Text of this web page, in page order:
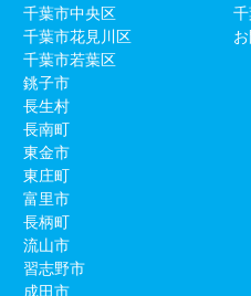
千葉市中央区
千葉市花見川区
千葉市若葉区
銚子市
長生村
長南町
東金市
東庄町
富里市
長柄町
流山市
習志野市
成田市